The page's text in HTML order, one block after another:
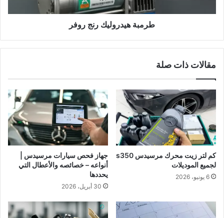
طرمبة هيدروليك رنج روفر
مقالات ذات صلة
كم لتر زيت محرك مرسيدس s350
لجميع الموديلات
6 يونيو، 2026
جهاز فحص سيارات مرسيدس |
أنواعه – خصائصه والأعطال التي
يحددها
30 أبريل، 2026